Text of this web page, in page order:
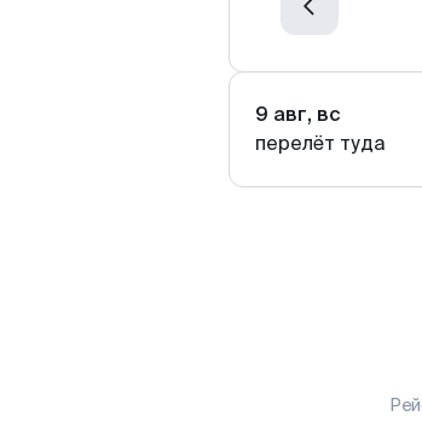
9 авг, вс
перелёт туда